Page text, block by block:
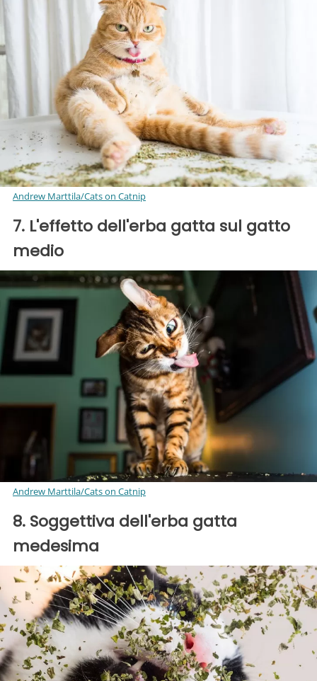
Andrew Marttila/Cats on Catnip
7. L'effetto dell'erba gatta sul gatto
medio
Andrew Marttila/Cats on Catnip
8. Soggettiva dell'erba gatta
medesima